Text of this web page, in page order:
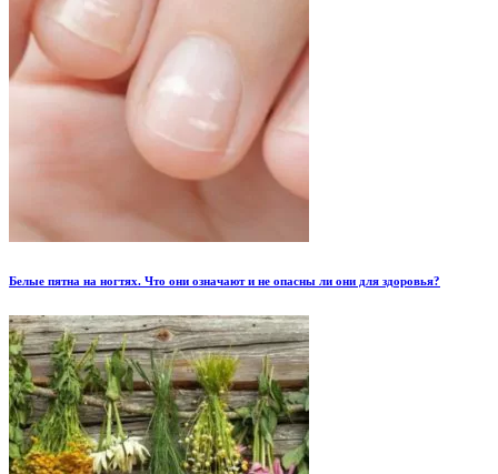
Белые пятна на ногтях. Что они означают и не опасны ли они для здоровья?